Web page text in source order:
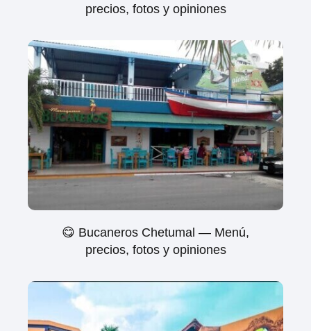
precios, fotos y opiniones
😋 Bucaneros Chetumal — Menú,
precios, fotos y opiniones